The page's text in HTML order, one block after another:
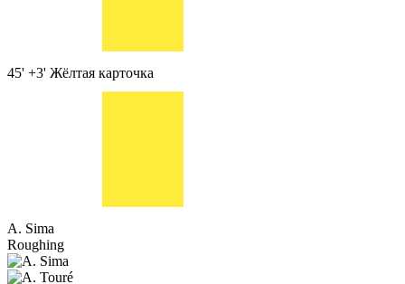
45' +3' Жёлтая карточка
A. Sima
Roughing